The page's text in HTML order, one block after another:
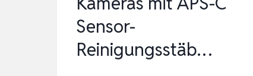
Sensor-
Reinigungsstäb…